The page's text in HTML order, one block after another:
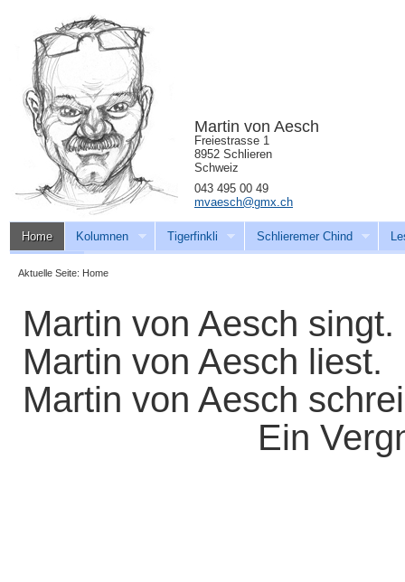
Home Kolumnen Tigerfinkli Schlieremer Chind
Martin von Aesch
Freiestrasse 1
8952 Schlieren
Schweiz
043 495 00 49
mvaesch@gmx.ch
Aktuelle Seite: Home
Martin von Aesch singt.
Martin von Aesch liest.
Martin von Aesch
Ein